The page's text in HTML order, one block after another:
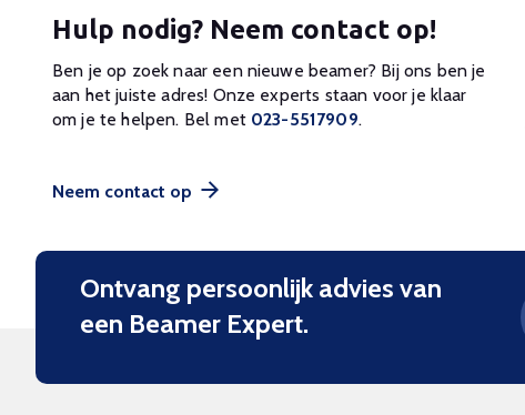
Hulp nodig? Neem contact op!
Ben je op zoek naar een nieuwe beamer? Bij ons ben je
aan het juiste adres! Onze experts staan voor je klaar
om je te helpen. Bel met 023-5517909.
Neem contact op
Ontvang persoonlijk advies van
een Beamer Expert.